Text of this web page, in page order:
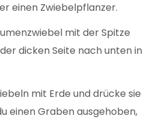
einen Zwiebelpflanzer.
mit der Spitze
dicken Seite nach unten in
mit Erde und drücke sie
einen Graben ausgehoben,